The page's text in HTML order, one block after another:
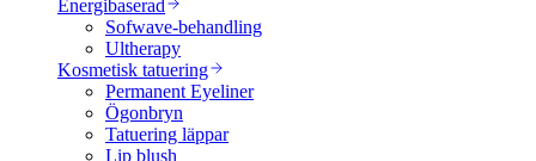
Energibaserad
Sofwave-behandling
Ultherapy
Kosmetisk tatuering
Permanent Eyeliner
Ögonbryn
Tatuering läppar
Lip blush